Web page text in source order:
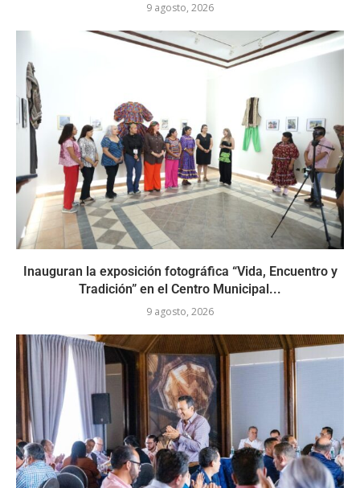
9 agosto, 2026
Inauguran la exposición fotográfica “Vida, Encuentro y
Tradición” en el Centro Municipal...
9 agosto, 2026